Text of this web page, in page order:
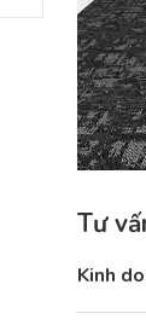
Tư
Kinh